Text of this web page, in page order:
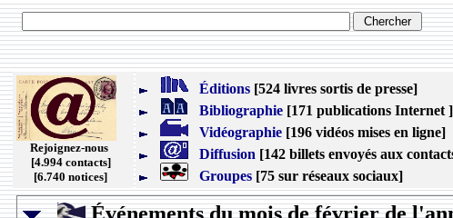
Rejoignez-nous
[4.994 contacts]
[6.740 notices]
Éditions [524 livres sortis de presse]
Bibliographie [171 publications Internet ]
Vidéographie [196 vidéos mises en ligne]
Diffusion [142 billets envoyés aux
Groupes [75 sur réseaux sociaux]